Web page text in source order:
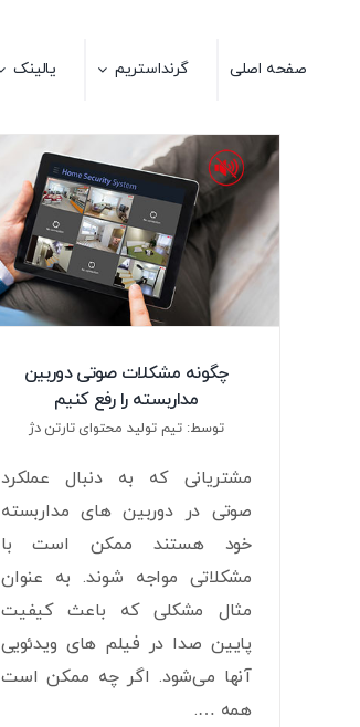
صفحه اصلی گرنداستریم یالینک
چگونه مشکلات صوتی دوربین
مداربسته را رفع کنیم
توسط: تیم تولید محتوای تارتن دژ
مشتریانی که به دنبال عملکرد
صوتی در دوربین های مداربسته
خود هستند ممکن است با
مشکلاتی مواجه شوند. به عنوان
مثال مشکلی که باعث کیفیت
پایین صدا در فیلم های ویدئویی
آنها می‌شود. اگر چه ممکن است
همه ….